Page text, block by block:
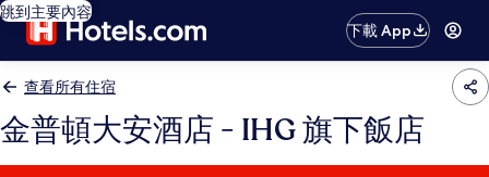
跳到主要內容
下載 App
查看所有住宿
金普頓大安酒店 - IHG 旗下飯店